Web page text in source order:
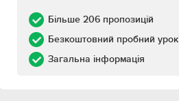
Більше 206 пропозицій
Безкоштовний пробний урок
Загальна інформація